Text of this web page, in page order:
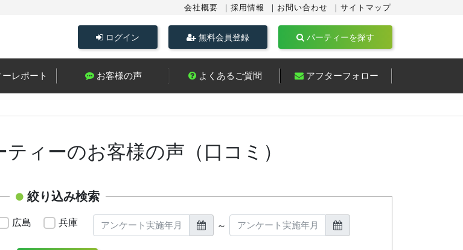
会社概要 採用情報 お問い合わせ サイトマップ
ログイン 無料会員登録 パーティーを探す
レポート お客様の声 よくあるご質問 アフターフォロー
ィーのお客様の声（口コミ）
絞り込み検索
広島 兵庫 ～